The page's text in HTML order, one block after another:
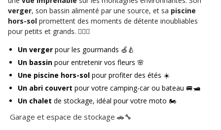
verger, son bassin alimenté par une source, et sa piscine
hors-sol promettent des moments de détente inoubliables
pour petits et grands. 🏊‍♀️🍎
Un verger pour les gourmands 🍏🍐
Un bassin pour entretenir vos fleurs 🌸
Une piscine hors-sol pour profiter des étés ☀️
Un abri couvert pour votre camping-car ou bateau 🚐🛥️
Un chalet de stockage, idéal pour votre moto 🏍️
Garage et espace de stockage 🚗🔧